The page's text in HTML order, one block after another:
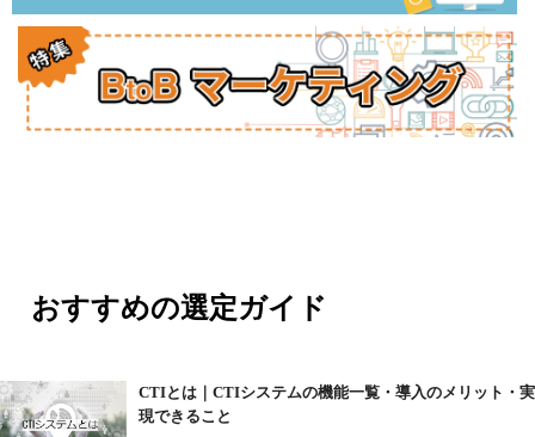
おすすめの選定ガイド
CTIとは｜CTIシステムの機能一覧・導入のメリット・実
現できること